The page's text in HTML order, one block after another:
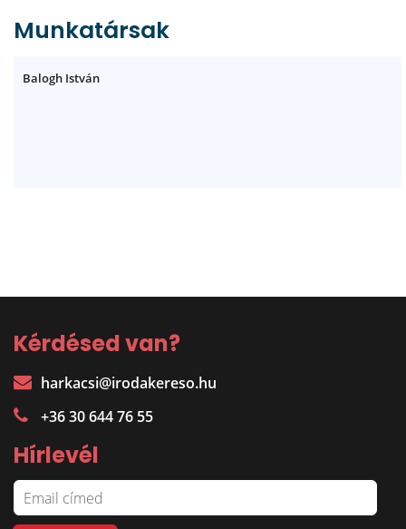
Munkatársak
Balogh István
Kérdésed van?
harkacsi@irodakereso.hu
+36 30 644 76 55
Hírlevél